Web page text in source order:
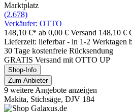
Marktplatz
(2.678)
Verkäufer: OTTO
148,10 €* ab 0,00 € Versand 148,10 €
Lieferzeit: lieferbar - in 1-2 Werktagen
30 Tage kostenfreie Rücksendung
GRATIS Versand mit OTTO UP
Shop-Info
Zum Anbieter
9 weitere Angebote anzeigen
Makita, Stichsäge, DJV 184